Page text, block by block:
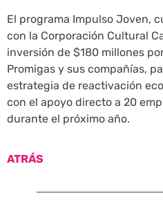
El programa Impulso Joven,
con la Corporación Cultural
inversión de $180 millones
Promigas y sus compañías,
estrategia de reactivación
con el apoyo directo a 20
durante el próximo año.
ATRÁS